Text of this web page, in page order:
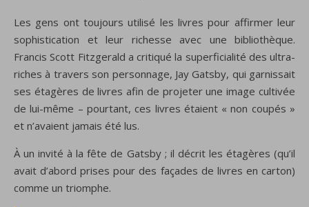
Les gens ont toujours utilisé les livres pour affirmer leur
sophistication et leur richesse avec une bibliothèque.
Francis Scott Fitzgerald a critiqué la superficialité des ultra-
riches à travers son personnage, Jay Gatsby, qui garnissait
ses étagères de livres afin de projeter une image cultivée
de lui-même – pourtant, ces livres étaient « non coupés »
et n’avaient jamais été lus.
À un invité à la fête de Gatsby ; il décrit les étagères (qu’il
avait d’abord prises pour des façades de livres en carton)
comme un triomphe.